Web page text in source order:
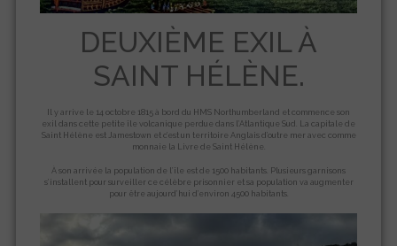
DEUXIÈME EXIL À
SAINT HÉLÈNE.
Il y arrive le 14 octobre 1815 à bord du HMS Northumberland et commence son
exil dans cette petite île volcanique perdue dans l’Atlantique Sud. La capitale de
Saint Hélène est Jamestown et c’est un territoire Anglais d’outre mer avec comme
monnaie la Livre de Saint Hélène.
À son arrivée la population de l’île est de 1500 habitants. Plusieurs garnisons
s’installent pour surveiller ce célèbre prisonnier et sa population va augmenter
pour être aujourd’hui d’environ 4500 habitants.